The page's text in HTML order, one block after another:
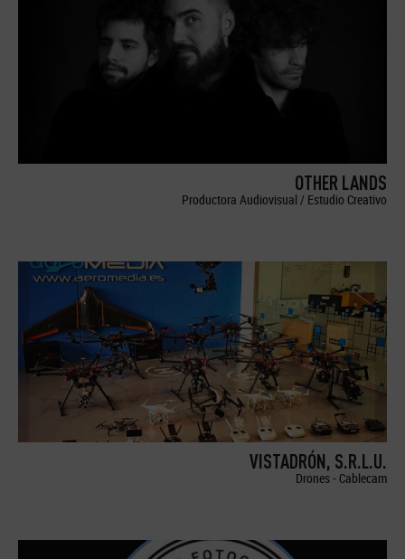
OTHER LANDS
Productora Audiovisual / Estudio Creativo
VISTADRÓN, S.R.L.U.
Drones - Cablecam